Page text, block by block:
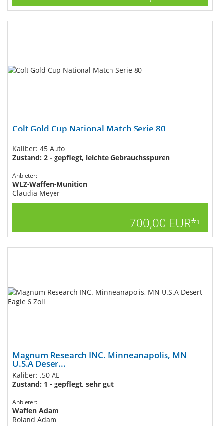
Colt Gold Cup National Match Serie 80
Kaliber: 45 Auto
Zustand: 2 - gepflegt, leichte Gebrauchsspuren
Anbieter:
WLZ-Waffen-Munition
Claudia Meyer
700,00 EUR*1
Magnum Research INC. Minneanapolis, MN
U.S.A Deser...
Kaliber: .50 AE
Zustand: 1 - gepflegt, sehr gut
Anbieter:
Waffen Adam
Roland Adam